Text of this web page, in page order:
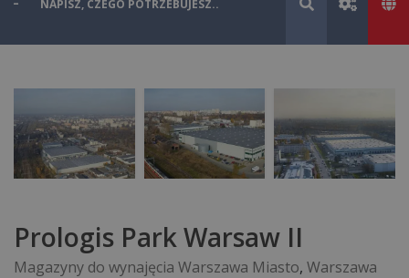
Prologis Park Warsaw II
Magazyny do wynajęcia Warszawa Miasto, Warszawa